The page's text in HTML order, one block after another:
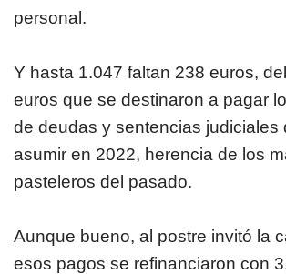
personal.
Y hasta 1.047 faltan 238 euros,
euros que se destinaron a pagar
de deudas y sentencias judiciales
asumir en 2022, herencia de los
pasteleros del pasado.
Aunque bueno, al postre invitó la
esos pagos se refinanciaron con